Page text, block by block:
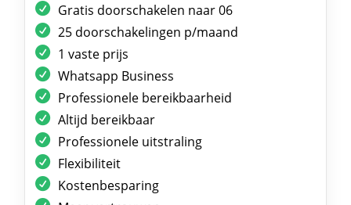
Gratis doorschakelen naar 06
25 doorschakelingen p/maand
1 vaste prijs
Whatsapp Business
Professionele bereikbaarheid
Altijd bereikbaar
Professionele uitstraling
Flexibiliteit
Kostenbesparing